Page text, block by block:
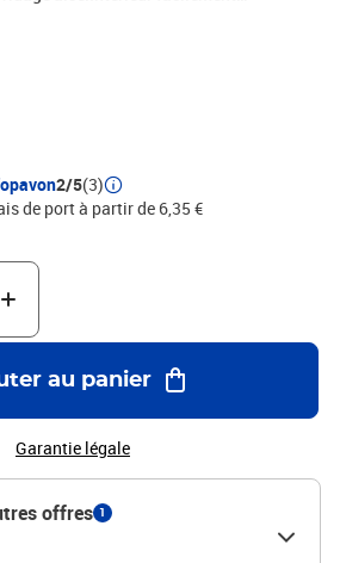
: H 33,5 x L 26,3 x P 26,3 cm.16
2/5(3)
de port à partir de 6,35 €
au panier
Garantie légale
offres 1